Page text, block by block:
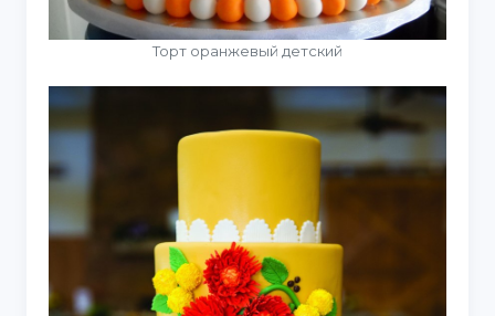
Торт оранжевый детский